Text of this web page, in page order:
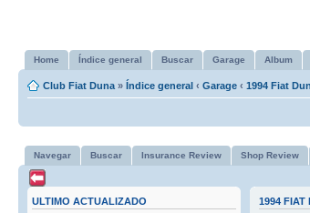
Home Índice general Buscar Garage Album
Club Fiat Duna » Índice general ‹ Garage ‹ 1994 Fiat
Navegar Buscar Insurance Review Shop Review
ULTIMO ACTUALIZADO 1994 FIAT